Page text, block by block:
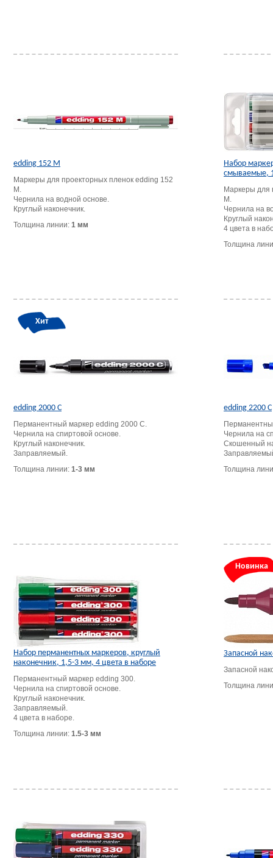
edding 152 M
Маркеры для проекторных пленок edding 152
M.
Чернила на водной основе.
Круглый наконечник.
Толщина линии: 1 мм
Набор
смываемые,
Маркеры для
M.
Чернила на
Круглый
4 цвета в
Толщина
Хит
edding 2000 C
Перманентный маркер edding 2000 С.
Чернила на спиртовой основе.
Круглый наконечник.
Заправляемый.
Толщина линии: 1-3 мм
edding 2200 C
Чернила на
Скошенный
Толщина
Набор перманентных маркеров, круглый
наконечник, 1,5-3 мм, 4 цвета в наборе
Перманентный маркер edding 300.
Чернила на спиртовой основе.
Круглый наконечник.
Заправляемый.
4 цвета в наборе.
Толщина линии: 1.5-3 мм
Новинка
Запасной
Запасной
Толщина